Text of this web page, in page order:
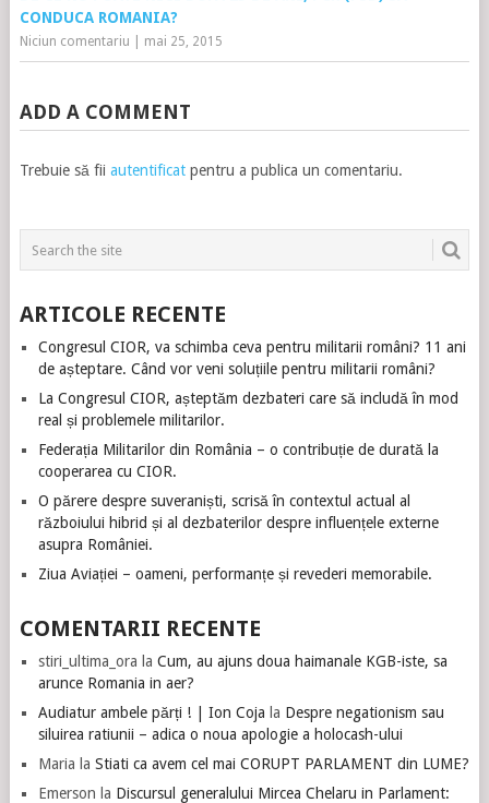
CONDUCA ROMANIA?
Niciun comentariu mai 25, 2015
ADD A COMMENT
Trebuie să fii autentificatpentru a publica un comentariu.
ARTICOLE RECENTE
Congresul CIOR, va schimba ceva pentru militarii români? 11 ani
de așteptare. Când vor veni soluțiile pentru militarii români?
La Congresul CIOR, așteptăm dezbateri care să includă în mod
real și problemele militarilor.
Federația Militarilor din România – o contribuție de durată la
cooperarea cu CIOR.
O părere despre suveraniști, scrisă în contextul actual al
războiului hibrid și al dezbaterilor despre influențele externe
asupra României.
Ziua Aviației – oameni, performanțe și revederi memorabile.
COMENTARII RECENTE
stiri_ultima_ora la Cum, au ajuns doua haimanale KGB-iste, sa
arunce Romania in aer?
Audiatur ambele părți ! | Ion Coja la Despre negationism sau
siluirea ratiunii – adica o noua apologie a holocash-ului
Maria la Stiati ca avem cel mai CORUPT PARLAMENT din LUME?
Emerson la Discursul generalului Mircea Chelaru in Parlament: